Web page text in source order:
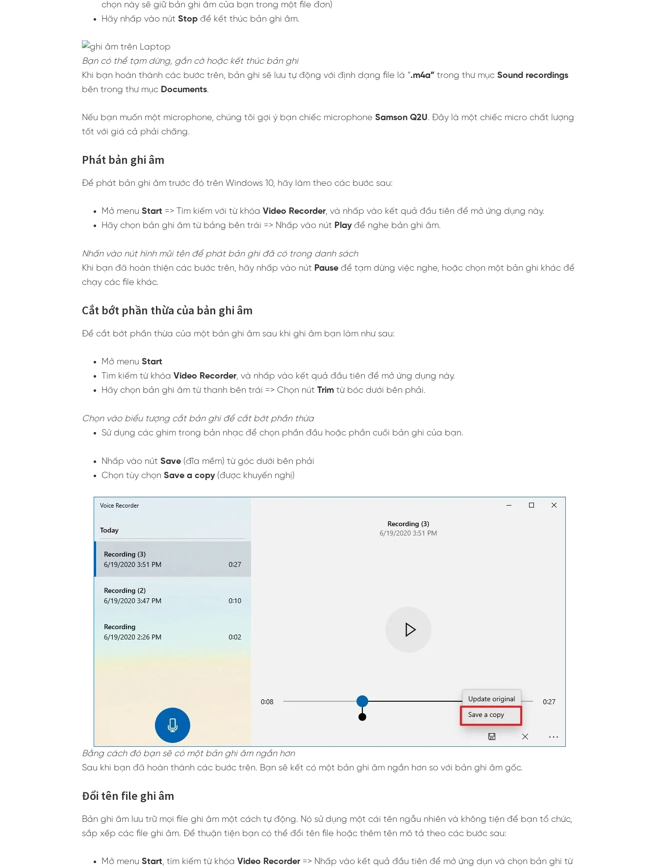
chọn này sẽ giữ bản ghi âm của bạn trong một file đơn)
Hãy nhấp vào nút Stop để kết thúc bản ghi âm.
Bạn có thể tạm dừng, gắn cờ hoặc kết thúc bản ghi
Khi bạn hoàn thành các bước trên, bản ghi sẽ lưu tự động với định dạng file là “.m4a” trong thư mục Sound recordings
bên trong thư mục Documents.
Nếu bạn muốn một microphone, chúng tôi gợi ý bạn chiếc microphone Samson Q2U. Đây là một chiếc micro chất lượng
tốt với giá cả phải chăng.
Phát bản ghi âm
Để phát bản ghi âm trước đó trên Windows 10, hãy làm theo các bước sau:
Mở menu Start => Tìm kiếm với từ khóa Video Recorder, và nhấp vào kết quả đầu tiên để mở ứng dụng này.
Hãy chọn bản ghi âm từ bảng bên trái => Nhấp vào nút Playđể nghe bản ghi âm.
Nhấn vào nút hình mũi tên để phát bản ghi đã có trong danh sách
Khi bạn đã hoàn thiện các bước trên, hãy nhấp vào nút Pause để tạm dừng việc nghe, hoặc chọn một bản ghi khác để
chạy các file khác.
Cắt bớt phần thừa của bản ghi âm
Để cắt bớt phần thừa của một bản ghi âm sau khi ghi âm bạn làm như sau:
Mở menu Start
Tìm kiếm từ khóa Video Recorder, và nhấp vào kết quả đầu tiên để mở ứng dụng này.
Hãy chọn bản ghi âm từ thanh bên trái => Chọn nút Trim từ bóc dưới bên phải.
Chọn vào biểu tượng cắt bản ghi để cắt bớt phần thừa
Sử dụng các ghim trong bản nhạc để chọn phần đầu hoặc phần cuối bản ghi của bạn.
Nhấp vào nút Save (đĩa mềm) từ góc dưới bên phải
Chọn tùy chọn Save a copy(được khuyến nghị)
Bằng cách đó bạn sẽ có một bản ghi âm ngắn hơn
Sau khi bạn đã hoàn thành các bước trên. Bạn sẽ kết có một bản ghi âm ngắn hơn so với bản ghi âm gốc.
Đổi tên file ghi âm
Bản ghi âm lưu trữ mọi file ghi âm một cách tự động. Nó sử dụng một cái tên ngẫu nhiên và không tiện để bạn tổ chức,
sắp xếp các file ghi âm. Để thuận tiện bạn có thể đổi tên file hoặc thêm tên mô tả theo các bước sau:
Mở menu Start, tìm kiếm từ khóa Video Recorder => Nhấp vào kết quả đầu tiên để mở ứng dụn và chọn bản ghi từ